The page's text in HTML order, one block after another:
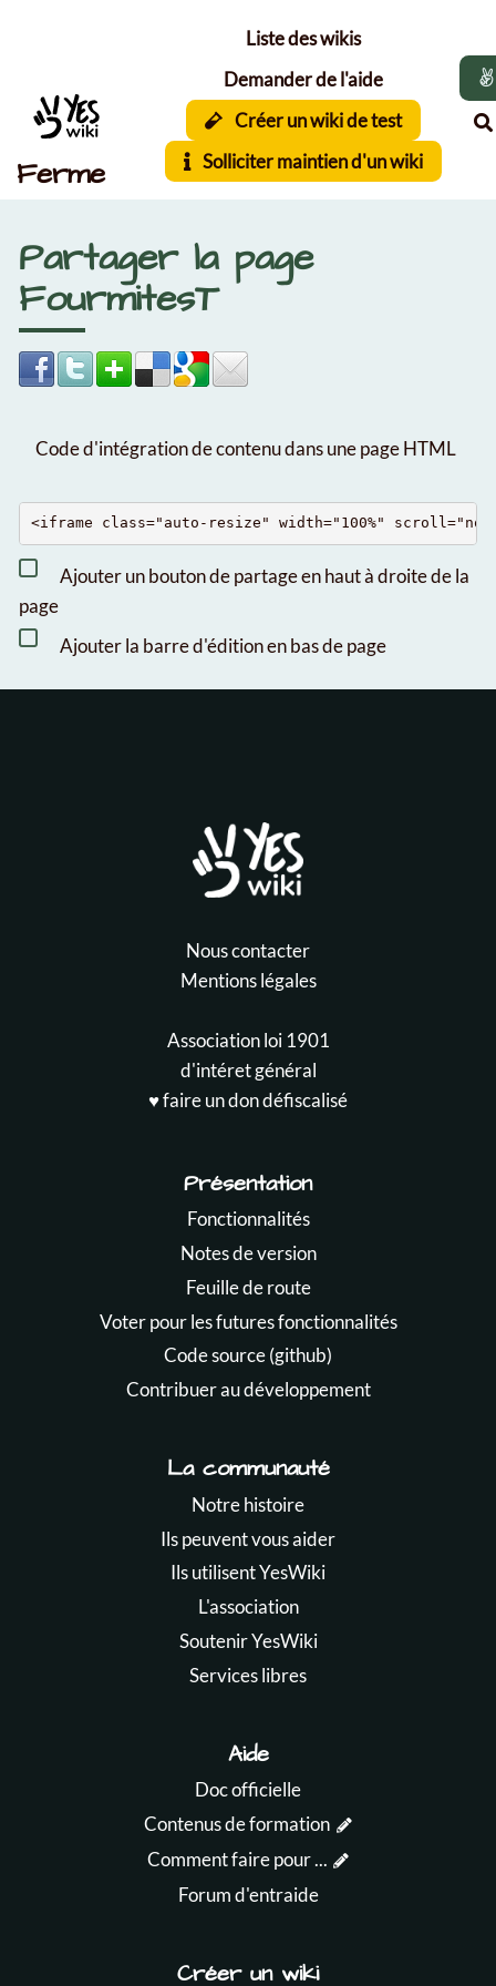
Ferme
Liste des wikis
Demander de l'aide
Créer un wiki de test
Solliciter maintien d'un wiki
Partager la page
FourmitesT
Code d'intégration de contenu dans une page HTML
Ajouter un bouton de partage en haut à droite de la
page
Ajouter la barre d'édition en bas de page
Nous contacter
Mentions légales
Association loi 1901
d'intéret général
♥️ faire un don défiscalisé
Présentation
Fonctionnalités
Notes de version
Feuille de route
Voter pour les futures fonctionnalités
Code source (github)
Contribuer au développement
La communauté
Notre histoire
Ils peuvent vous aider
Ils utilisent YesWiki
L'association
Soutenir YesWiki
Services libres
Aide
Doc officielle
Contenus de formation
Comment faire pour ...
Forum d'entraide
Créer un wiki